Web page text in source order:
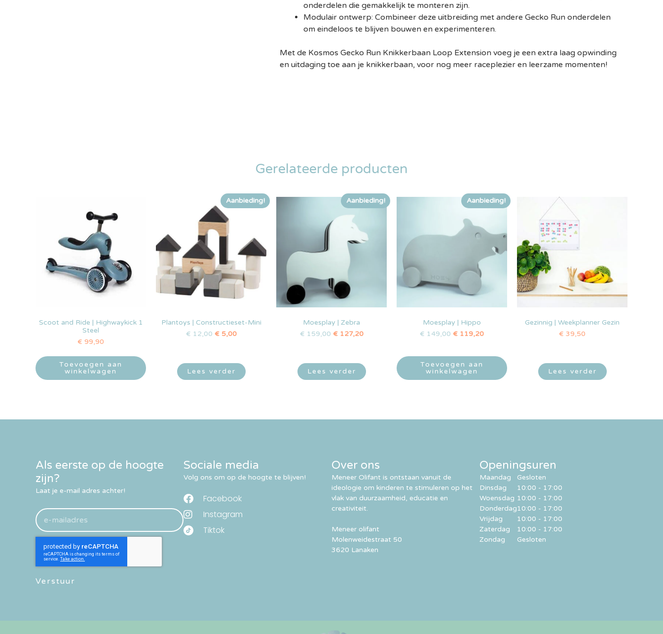
onderdelen die gemakkelijk te monteren zijn.
Modulair ontwerp: Combineer deze uitbreiding met andere Gecko Run onderdelen
om eindeloos te blijven bouwen en experimenteren.
Met de Kosmos Gecko Run Knikkerbaan Loop Extension voeg je een extra laag opwinding
en uitdaging toe aan je knikkerbaan, voor nog meer raceplezier en leerzame momenten!
Gerelateerde producten
Scoot and Ride | Highwaykick 1
Steel
€ 99,90
Toevoegen aan
winkelwagen
Aanbieding!
Plantoys | Constructieset-Mini
€ 12,00 €5,00
Lees verder
Aanbieding!
Moesplay | Zebra
€ 159,00 €127,20
Lees verder
Aanbieding!
Moesplay | Hippo
€ 149,00 € 119,20
Toevoegen aan
winkelwagen
Gezinnig | Weekplanner Gezin
€ 39,50
Lees verder
Als eerste op de hoogte
zijn?
Laat je e-mail adres achter!
Verstuur
Sociale media
Volg ons om op de hoogte te blijven!
Facebook
Instagram
Tiktok
Over ons
Meneer Olifant is ontstaan vanuit de
ideologie om kinderen te stimuleren op het
vlak van duurzaamheid, educatie en
creativiteit.
Meneer olifant
Molenweidestraat 50
3620 Lanaken
Openingsuren
Maandag
Dinsdag
Woensdag
Donderdag
Vrijdag
Zaterdag
Zondag
Gesloten
10:00 - 17:00
10:00 - 17:00
10:00 - 17:00
10:00 - 17:00
10:00 - 17:00
Gesloten